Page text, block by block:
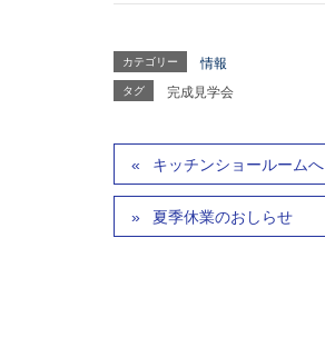
カテゴリー 情報
タグ 完成見学会
キッチンショールームへ
夏季休業のおしらせ